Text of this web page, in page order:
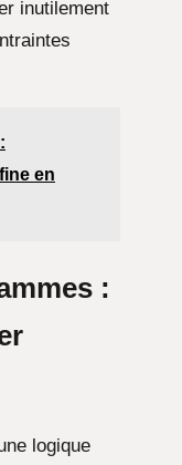
inutilement
en
:
logique